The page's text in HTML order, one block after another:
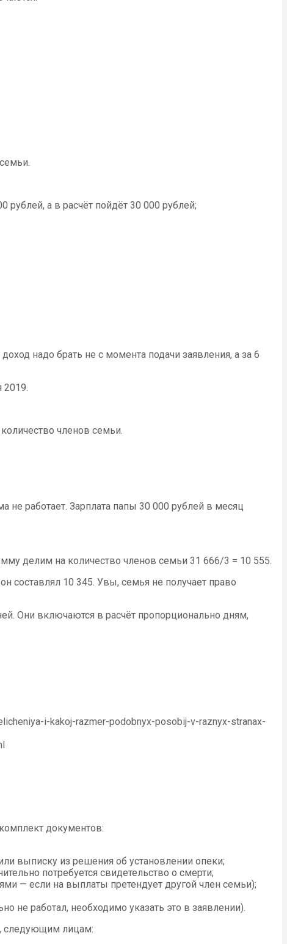
а в расчёт пойдёт 30 000 рублей;
надо брать не с момента подачи заявления, а за 6
2019.
членов семьи.
работает. Зарплата папы 30 000 рублей в месяц
делим на количество членов семьи 31 666/3 = 10 555.
составлял 10 345. Увы, семья не получает право
Они включаются в расчёт пропорционально дням,
i-kakoj-razmer-podobnyx-posobij-v-raznyx-stranax-
документов:
выписку из решения об установлении опеки;
потребуется свидетельство о смерти;
— если на выплаты претендует другой член семьи);
не работал, необходимо указать это в заявлении).
следующим лицам: